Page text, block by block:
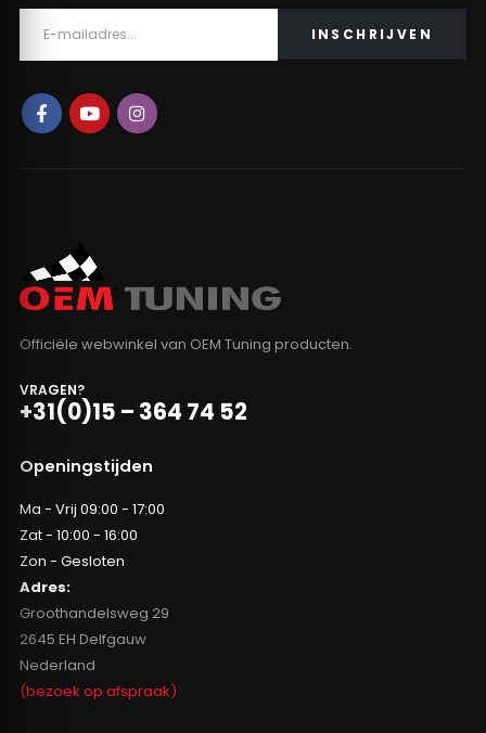
Officiële webwinkel van OEM Tuning producten.
VRAGEN?
+31(0)15 – 364 74 52
Openingstijden
Ma - Vrij 09:00 - 17:00
Zat - 10:00 - 16:00
Zon - Gesloten
Adres:
Groothandelsweg 29
2645 EH Delfgauw
Nederland
(bezoek op afspraak)